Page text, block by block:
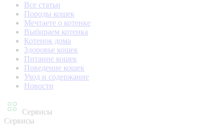
Все статьи
Породы кошек
Мечтаете о котенке
Выбираем котенка
Котенок дома
Здоровье кошек
Питание кошек
Поведение кошек
Уход и содержание
Новости
Сервисы
Сервисы